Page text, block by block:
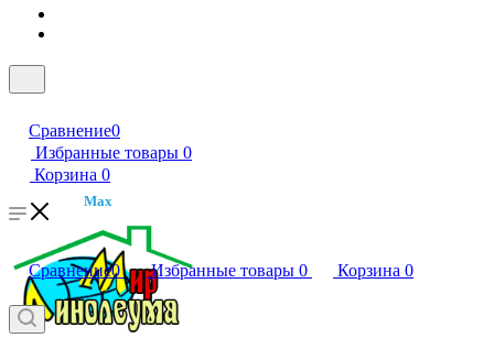
Сравнение0
Избранные товары 0
Корзина 0
Max
Сравнение0 Избранные товары 0 Корзина 0